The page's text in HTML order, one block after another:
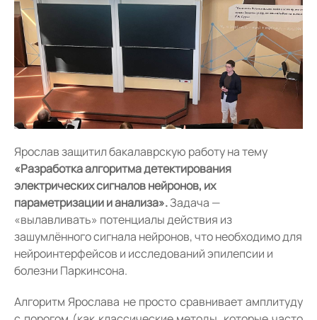
Ярослав защитил бакалаврскую работу на тему
«Разработка алгоритма детектирования
электрических сигналов нейронов, их
параметризации и анализа».Задача —
«вылавливать» потенциалы действия из
зашумлённого сигнала нейронов, что необходимо для
нейроинтерфейсов и исследований эпилепсии и
болезни Паркинсона.
Алгоритм Ярослава не просто сравнивает амплитуду